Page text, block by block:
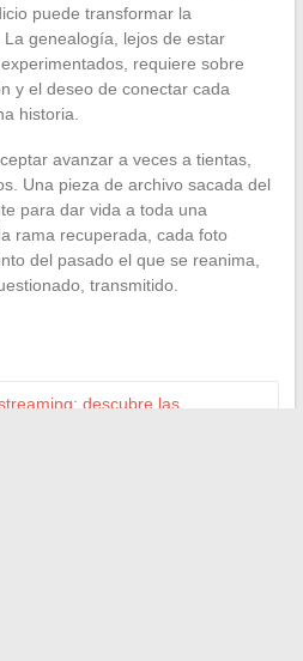
puede transformar la
genealogía, lejos de estar
requiere sobre
y el deseo de conectar cada
historia.
avanzar a veces a tientas,
Una pieza de archivo sacada del
para dar vida a toda una
rama recuperada, cada foto
del pasado el que se reanima,
transmitido.
descubre las